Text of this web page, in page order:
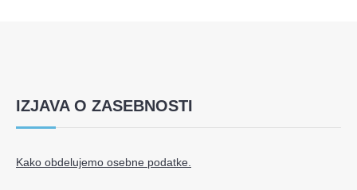
IZJAVA O ZASEBNOSTI
Kako obdelujemo osebne podatke.